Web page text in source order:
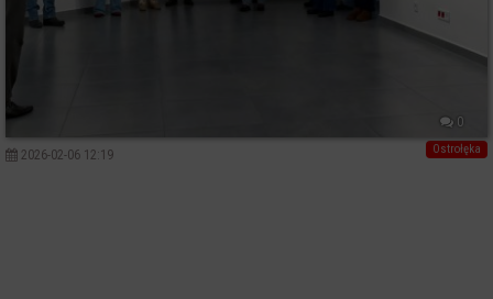
0
Ostrołęka
2026-02-06 12:19